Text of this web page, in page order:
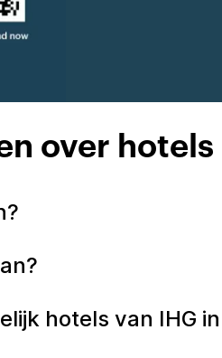
over hotels
hotels van IHG